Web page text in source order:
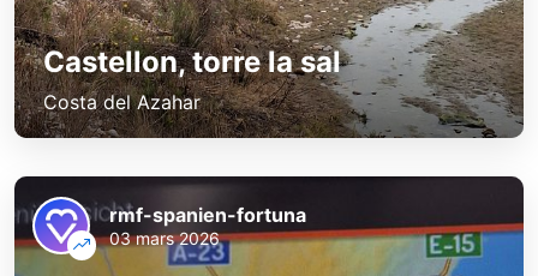
Castellon, torre la sal
Costa del Azahar
rmf-spanien-fortuna
03 mars 2026